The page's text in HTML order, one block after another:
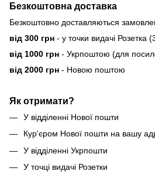
Безкоштовна доставка
Безкоштовно доставляються
від 300 грн - у точки видачі Розетка
від 1000 грн - Укрпоштою (для
від 2000 грн - Новою поштою
Як отримати?
У відділенні Нової пошти
Кур'єром Нової пошти на вашу
У відділенні Укрпошти
У точці видачі Розетки